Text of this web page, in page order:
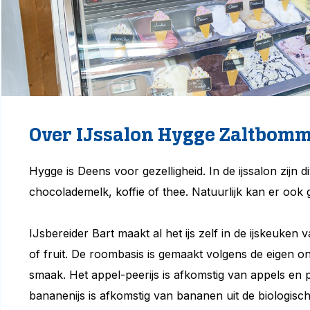
Over IJssalon Hygge
Hygge is Deens voor gezelligheid. In de ijssalon zijn
chocolademelk, koffie of thee. Natuurlijk kan er ook
IJsbereider Bart maakt al het ijs zelf in de ijskeuken
of fruit. De roombasis is gemaakt volgens de eigen
smaak. Het appel-peerijs is afkomstig van appels
bananenijs is afkomstig van bananen uit de